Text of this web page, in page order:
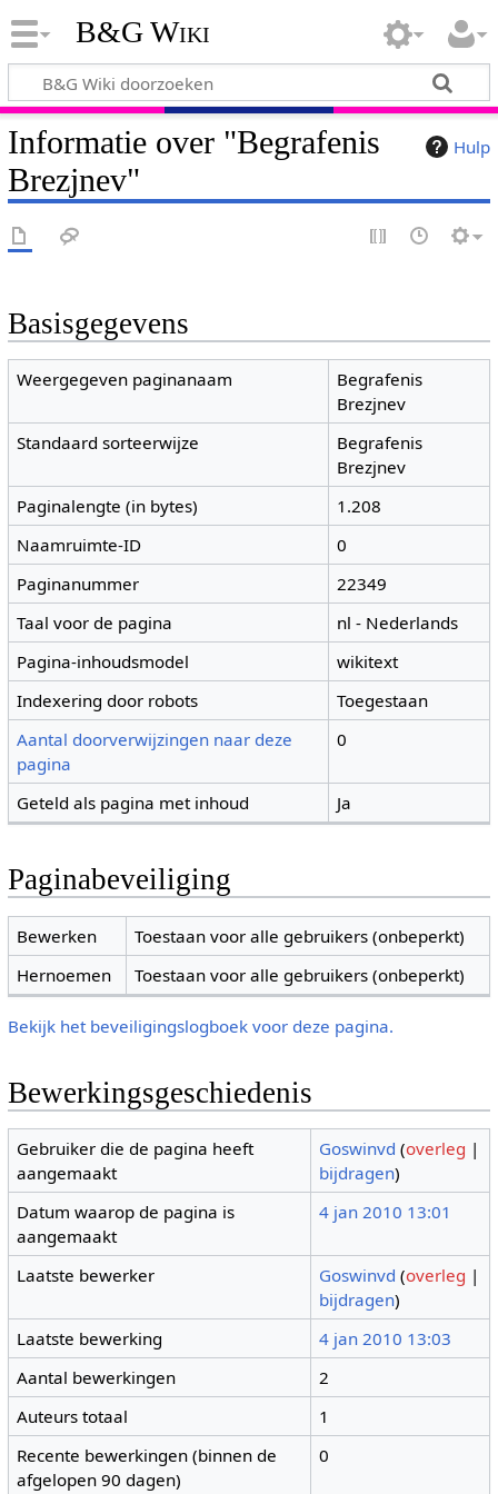
B&G Wiki
Hulp
Informatie over "Begrafenis
Brezjnev"
Basisgegevens
Weergegeven paginanaam
Begrafenis
Brezjnev
Standaard sorteerwijze
Begrafenis
Brezjnev
Paginalengte (in bytes)
1.208
Naamruimte-ID
0
Paginanummer
22349
Taal voor de pagina
nl - Nederlands
Pagina-inhoudsmodel
wikitext
Indexering door robots
Toegestaan
Aantal doorverwijzingen naar deze
pagina
0
Geteld als pagina met inhoud Ja
Paginabeveiliging
Bewerken
Toestaan voor alle gebruikers (onbeperkt)
Hernoemen
Toestaan voor alle gebruikers (onbeperkt)
Bekijk het beveiligingslogboek voor deze pagina.
Bewerkingsgeschiedenis
Gebruiker die de pagina heeft
aangemaakt
Goswinvd (overleg |
bijdragen)
Datum waarop de pagina is
aangemaakt
4 jan 2010 13:01
Laatste bewerker Goswinvd (overleg |
bijdragen)
Laatste bewerking
4 jan 2010 13:03
Aantal bewerkingen
2
Auteurs totaal
1
Recente bewerkingen (binnen de
afgelopen 90 dagen)
0